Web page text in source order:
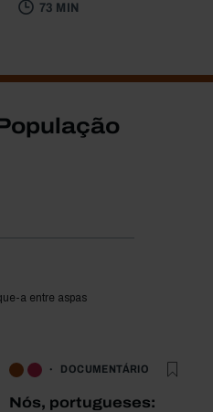
73 MIN
a entre aspas
DOCUMENTÁRIO
Nós, portugueses: